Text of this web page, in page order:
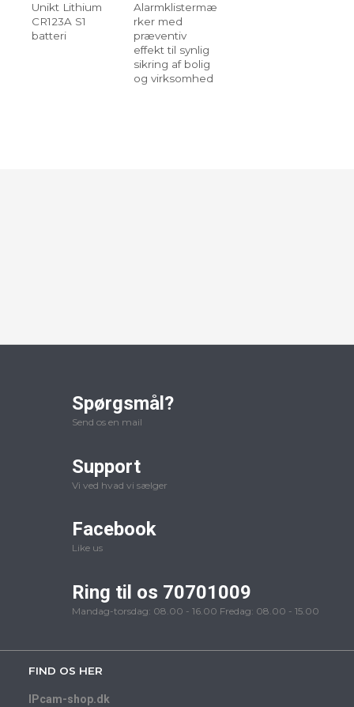
Unikt Lithium
CR123A S1
batteri
Alarmklistermæ
rker med
præventiv
effekt til synlig
sikring af bolig
og virksomhed
Spørgsmål?
Send os en mail
Support
Vi ved hvad vi sælger
Facebook
Like us
Ring til os 70701009
Mandag-torsdag: 08.00 - 16.00 Fredag: 08.00 - 15.00
FIND OS HER
IPcam-shop.dk